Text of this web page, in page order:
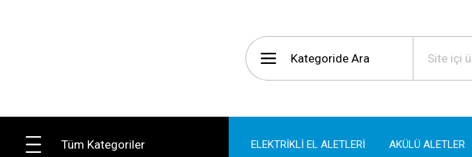
Tüm Kategoriler ELEKTRİKLİ EL ALETLERİ AKÜLÜ ALETLER